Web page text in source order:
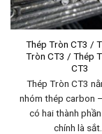
Thép Tròn CT3 /
Tròn CT3 / Thép
CT3
Thép Tròn CT3
nhóm thép carbon
có hai thành
chính là sắt…